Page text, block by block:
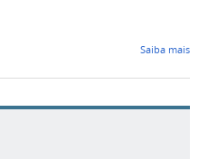
Saiba mais